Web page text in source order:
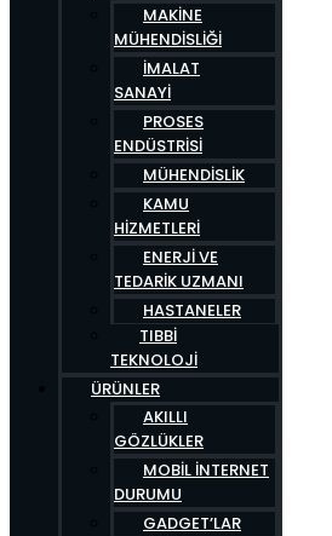
MAKINE
MÜHENDISLIĞI
İMALAT
SANAYI
PROSES
ENDÜSTRISI
MÜHENDISLIK
KAMU
HIZMETLERI
ENERJI VE
TEDARIK UZMANI
HASTANELER
TIBBI
TEKNOLOJI
ÜRÜNLER
AKILLI
GÖZLÜKLER
MOBIL İNTERNET
DURUMU
GADGET’LAR